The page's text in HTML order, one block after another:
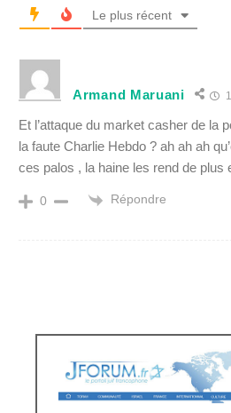
Le plus récent
Armand Maruani
Et l’attaque du market casher de la
la faute Charlie Hebdo ? ah ah ah
ces palos , la haine les rend de plus
0 Répondre